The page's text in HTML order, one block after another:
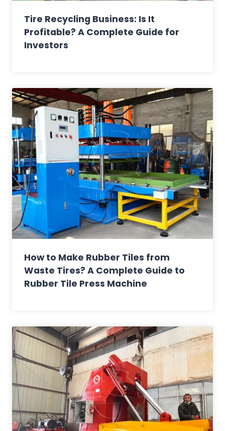
Tire Recycling Business: Is It
Profitable? A Complete Guide for
Investors
How to Make Rubber Tiles from
Waste Tires? A Complete Guide to
Rubber Tile Press Machine